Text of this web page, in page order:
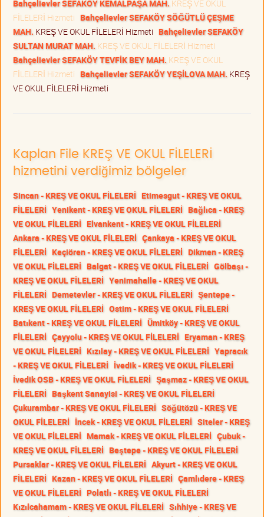
Bahçelievler SEFAKÖY KEMALPAŞA MAH. KREŞ VE OKUL
FİLELERİ Hizmeti Bahçelievler SEFAKÖY SÖĞÜTLÜ ÇEŞME
MAH. KREŞ VE OKUL FİLELERİ Hizmeti Bahçelievler SEFAKÖY
SULTAN MURAT MAH. KREŞ VE OKUL FİLELERİ Hizmeti
Bahçelievler SEFAKÖY TEVFİK BEY MAH. KREŞ VE OKUL
FİLELERİ Hizmeti Bahçelievler SEFAKÖY YEŞİLOVA MAH. KREŞ
VE OKUL FİLELERİ Hizmeti
Kaplan File KREŞ VE OKUL FİLELERİ
hizmetini verdiğimiz bölgeler
Sincan - KREŞ VE OKUL FİLELERİ Etimesgut - KREŞ VE OKUL
FİLELERİ Yenikent - KREŞ VE OKUL FİLELERİ Bağlıca - KREŞ
VE OKUL FİLELERİ Elvankent - KREŞ VE OKUL FİLELERİ
Ankara - KREŞ VE OKUL FİLELERİ Çankaya - KREŞ VE OKUL
FİLELERİ Keçiören - KREŞ VE OKUL FİLELERİ Dikmen - KREŞ
VE OKUL FİLELERİ Balgat - KREŞ VE OKUL FİLELERİ Gölbaşı -
KREŞ VE OKUL FİLELERİ Yenimahalle - KREŞ VE OKUL
FİLELERİ Demetevler - KREŞ VE OKUL FİLELERİ Şentepe -
KREŞ VE OKUL FİLELERİ Ostim - KREŞ VE OKUL FİLELERİ
Batıkent - KREŞ VE OKUL FİLELERİ Ümitköy - KREŞ VE OKUL
FİLELERİ Çayyolu - KREŞ VE OKUL FİLELERİ Eryaman - KREŞ
VE OKUL FİLELERİ Kızılay - KREŞ VE OKUL FİLELERİ Yapracık
- KREŞ VE OKUL FİLELERİ İvedik - KREŞ VE OKUL FİLELERİ
İvedik OSB - KREŞ VE OKUL FİLELERİ Şaşmaz - KREŞ VE OKUL
FİLELERİ Başkent Sanayisi - KREŞ VE OKUL FİLELERİ
Çukurambar - KREŞ VE OKUL FİLELERİ Söğütözü - KREŞ VE
OKUL FİLELERİ İncek - KREŞ VE OKUL FİLELERİ Siteler - KREŞ
VE OKUL FİLELERİ Mamak - KREŞ VE OKUL FİLELERİ Çubuk -
KREŞ VE OKUL FİLELERİ Beştepe - KREŞ VE OKUL FİLELERİ
Pursaklar - KREŞ VE OKUL FİLELERİ Akyurt - KREŞ VE OKUL
FİLELERİ Kazan - KREŞ VE OKUL FİLELERİ Çamlıdere - KREŞ
VE OKUL FİLELERİ Polatlı - KREŞ VE OKUL FİLELERİ
Kızılcahamam - KREŞ VE OKUL FİLELERİ Sıhhiye - KREŞ VE